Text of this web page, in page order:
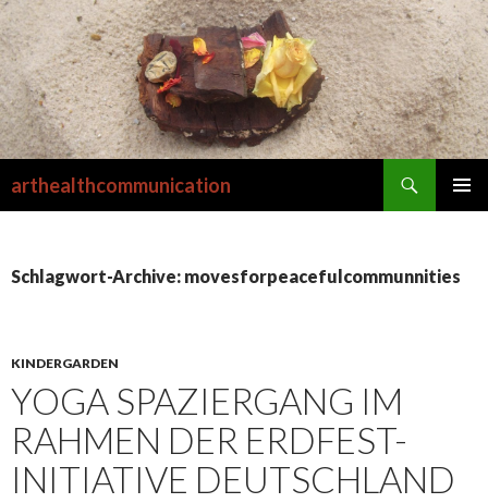
arthealthcommunication
Schlagwort-Archive: movesforpeacefulcommunnities
KINDERGARDEN
YOGA SPAZIERGANG IM
RAHMEN DER ERDFEST-
INITIATIVE DEUTSCHLAND